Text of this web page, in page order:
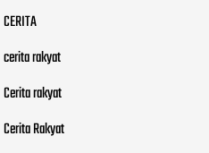
CERITA
cerita rakyat
Cerita rakyat
Cerita Rakyat